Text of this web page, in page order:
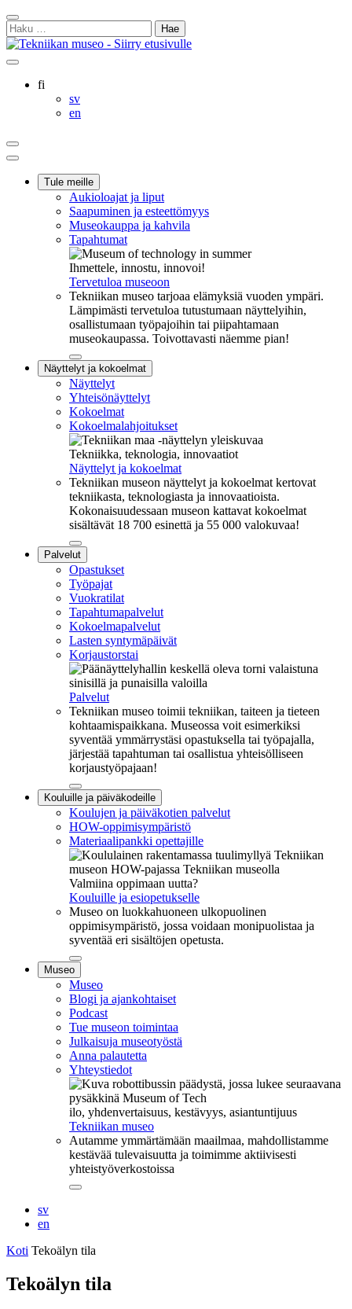
Siirry
sisältöön
Sulje
hakukenttä
Haku:
Ostoskorisi
Oma
Hae
sivultafi
svSvenska
en
Ostoskorisi
Oma
tiliHae
Päävalikko
Tule meille
Aukioloajat ja liput
Saapuminen ja esteettömyys
Museokauppa ja kahvila
Tapahtumat
Ihmettele, innostu, innovoi!
Tervetuloa museoon
Tekniikan museo tarjoaa elämyksiä vuoden ympäri.
Lämpimästi tervetuloa tutustumaan näyttelyihin,
osallistumaan työpajoihin tai piipahtamaan
museokaupassa. Toivottavasti näemme pian!
Sulje
alavalikko
Näyttelyt ja kokoelmat
Näyttelyt
Yhteisönäyttelyt
Kokoelmat
Kokoelmalahjoitukset
Tekniikka, teknologia, innovaatiot
Näyttelyt ja kokoelmat
Tekniikan museon näyttelyt ja kokoelmat kertovat
tekniikasta, teknologiasta ja innovaatioista.
Kokonaisuudessaan museon kattavat kokoelmat
sisältävät 18 700 esinettä ja 55 000 valokuvaa!
Sulje
alavalikko
Palvelut
Opastukset
Työpajat
Vuokratilat
Tapahtumapalvelut
Kokoelmapalvelut
Lasten syntymäpäivät
Korjaustorstai
Palvelut
Tekniikan museo toimii tekniikan, taiteen ja tieteen
kohtaamispaikkana. Museossa voit esimerkiksi
syventää ymmärrystäsi opastuksella tai työpajalla,
järjestää tapahtuman tai osallistua yhteisölliseen
korjaustyöpajaan!
Sulje
alavalikko
Kouluille ja päiväkodeille
Koulujen ja päiväkotien palvelut
HOW-oppimisympäristö
Materiaalipankki opettajille
Valmiina oppimaan uutta?
Kouluille ja esiopetukselle
Museo on luokkahuoneen ulkopuolinen
oppimisympäristö, jossa voidaan monipuolistaa ja
syventää eri sisältöjen opetusta.
Sulje
alavalikko
Museo
Museo
Blogi ja ajankohtaiset
Podcast
Tue museon toimintaa
Julkaisuja museotyöstä
Anna palautetta
Yhteystiedot
ilo, yhdenvertaisuus, kestävyys, asiantuntijuus
Tekniikan museo
Autamme ymmärtämään maailmaa, mahdollistamme
kestävää tulevaisuutta ja toimimme aktiivisesti
yhteistyöverkostoissa
Sulje
sv
en
Koti Tekoälyn tila
Tekoälyn tila